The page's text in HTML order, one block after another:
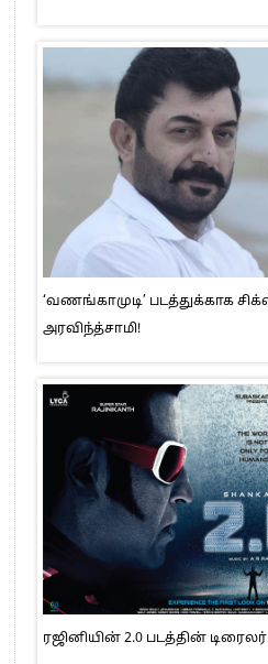
‘வணங்காமுடி’ படத்துக்காக
அரவிந்த்சாமி!
ரஜினியின் 2.0 படத்தின்